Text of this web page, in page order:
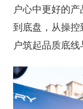
户心中更好的
到底盘，从操控
户筑起品质底线